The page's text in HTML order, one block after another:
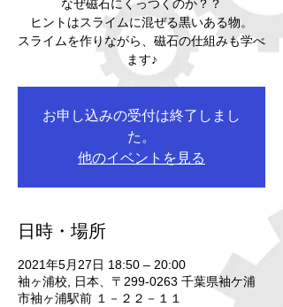
なぜ磁石にくっつくのか？？
ヒントはスライムに混ぜる黒いある物。
スライムを作りながら、磁石の仕組みも学べ
ます♪
お申し込みの受付は終了しまし
た。
他のイベントを見る
日時・場所
2021年5月27日 18:50 – 20:00
袖ヶ浦校, 日本、〒299-0263 千葉県袖ケ浦
市袖ヶ浦駅前 １－２２－１１